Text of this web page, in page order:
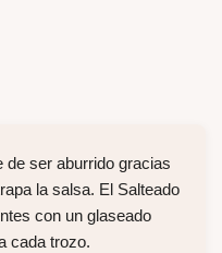
de ser aburrido gracias
la salsa. El Salteado
con un glaseado
cada trozo.